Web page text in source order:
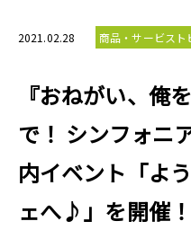
2021.02.28 商品・サービスト
『おねがい、俺
で！ シンフォニ
内イベント「よ
ェへ♪」を開催